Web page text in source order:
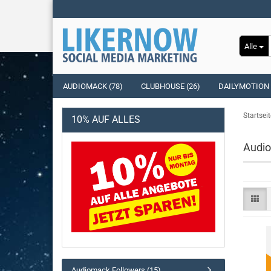
Alle
AUDIOMACK (78) CLUBHOUSE (26) DAILYMOTION
10% AUF ALLES